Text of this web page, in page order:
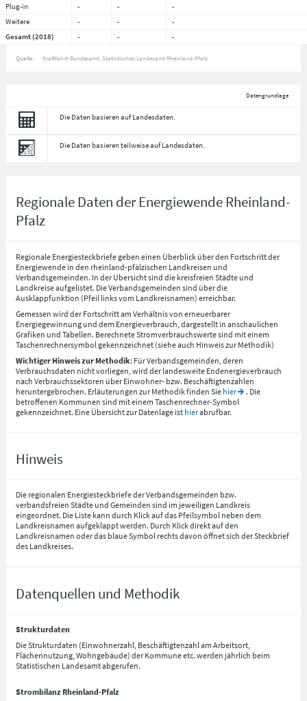
Plug-in
- -
-
Weitere
- -
-
Gesamt (2018)
- - -
Quelle: Kraftfahrt-Bundesamt, Statistisches Landesamt Rheinland-Pfalz
Datengrundlage
Die Daten basieren auf Landesdaten.
Die Daten basieren teilweise auf Landesdaten.
Regionale Daten der Energiewende Rheinland-
Pfalz
Regionale Energiesteckbriefe geben einen Überblick über den Fortschritt der
Energiewende in den rheinland-pfälzischen Landkreisen und
Verbandsgemeinden. In der Übersicht sind die kreisfreien Städte und
Landkreise aufgelistet. Die Verbandsgemeinden sind über die
Ausklappfunktion (Pfeil links vom Landkreisnamen) erreichbar.
Gemessen wird der Fortschritt am Verhältnis von erneuerbarer
Energiegewinnung und dem Energieverbrauch, dargestellt in anschaulichen
Grafiken und Tabellen. Berechnete Stromverbrauchswerte sind mit einem
Taschenrechnersymbol gekennzeichnet (siehe auch Hinweis zur Methodik)
Wichtiger Hinweis zur Methodik: Für Verbandsgemeinden, deren
Verbrauchsdaten nicht vorliegen, wird der landesweite Endenergieverbrauch
nach Verbrauchssektoren über Einwohner- bzw. Beschäftigtenzahlen
heruntergebrochen. Erläuterungen zur Methodik finden Sie hier
. Die
betroffenen Kommunen sind mit einem Taschenrechner-Symbol
gekennzeichnet. Eine Übersicht zur Datenlage ist hierabrufbar.
Hinweis
Die regionalen Energiesteckbriefe der Verbandsgemeinden bzw.
verbandsfreien Städte und Gemeinden sind im jeweiligen Landkreis
eingeordnet. Die Liste kann durch Klick auf das Pfeilsymbol neben dem
Landkreisnamen aufgeklappt werden. Durch Klick direkt auf den
Landkreisnamen oder das blaue Symbol rechts davon öffnet sich der Steckbrief
des Landkreises.
Datenquellen und Methodik
Strukturdaten
Die Strukturdaten (Einwohnerzahl, Beschäftigtenzahl am Arbeitsort,
Flächennutzung, Wohngebäude) der Kommune etc. werden jährlich beim
Statistischen Landesamt abgerufen.
Strombilanz Rheinland-Pfalz